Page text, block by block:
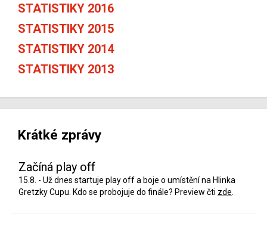
STATISTIKY 2016
STATISTIKY 2015
STATISTIKY 2014
STATISTIKY 2013
Krátké zprávy
Začíná play off
15.8. - Už dnes startuje play off a boje o umístění na Hlinka
Gretzky Cupu. Kdo se probojuje do finále? Preview čti zde